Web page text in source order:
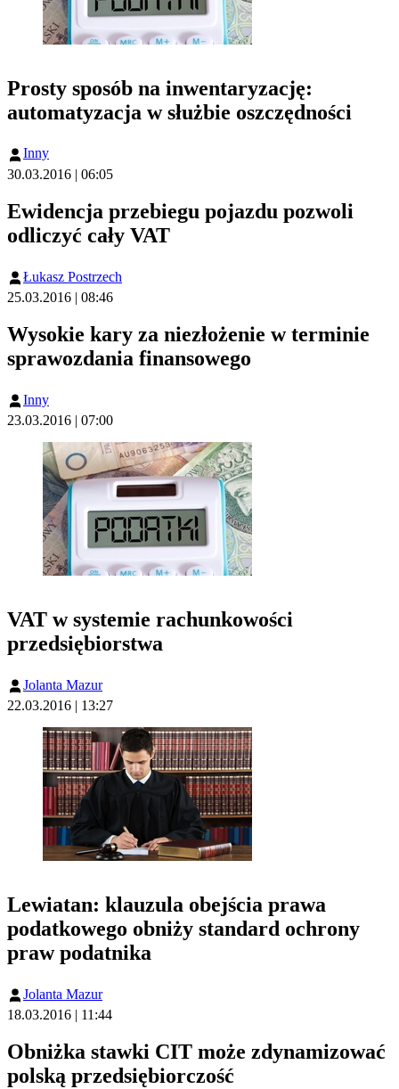
Prosty sposób na inwentaryzację:
automatyzacja w służbie oszczędności
Inny
30.03.2016 | 06:05
Ewidencja przebiegu pojazdu pozwoli
odliczyć cały VAT
Łukasz Postrzech
25.03.2016 | 08:46
Wysokie kary za niezłożenie w terminie
sprawozdania finansowego
Inny
23.03.2016 | 07:00
VAT w systemie rachunkowości
przedsiębiorstwa
Jolanta Mazur
22.03.2016 | 13:27
Lewiatan: klauzula obejścia prawa
podatkowego obniży standard ochrony
praw podatnika
Jolanta Mazur
18.03.2016 | 11:44
Obniżka stawki CIT może zdynamizować
polską przedsiębiorczość